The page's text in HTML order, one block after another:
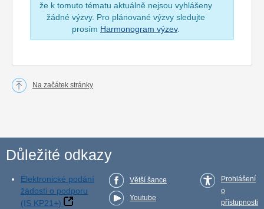
že k tomuto tématu aktuálně nejsou vyhlášeny
žádné výzvy. Pro plánované výzvy sledujte
prosím Harmonogram výzev.
Na začátek stránky
Důležité odkazy
Elektronické podání
žádosti o podporu
(IS KP21+)
Větší šance
Youtube
Prohlášení
o
přístupnosti